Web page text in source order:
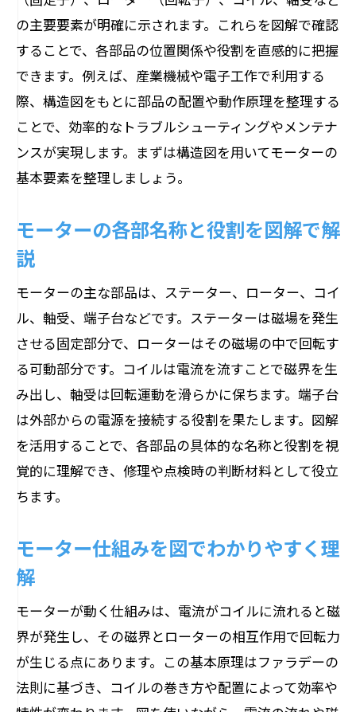
モーター部位ごとの役割をやさしく解説
構造名称を押さえて仕組みを理解しよう
動作原理がわかるモーター内部構造解説
モーター内部構造から動作原理を学ぶ
仕組みを図解で理解するモーターの内部
モーター内部構造図で動きの流れを確認
モーターが動く理由をわかりやすく解説
モーター内部構造を丁寧に解説する
モーター逆回転時の仕組みと構造の変化
逆回転で変わるモーター内部構造の挙動
モーターの逆回転が与える影響を探る
逆回転時のモーター構造図で動作を解説
モーターを逆に回した時の原理を理解
逆回転でモーター構造がどう変わるか
ACとDCモーターの違いをやさしく整理
モーター名称で知るAC・DCの特徴
い
ACとDCモーターの内部構造を解説
モーターの仕組みを通して違いを理解
三相モーター構造図で見る応用のポイント
の主要要素が明確に示されます。これらを図解で確認
することで、各部品の位置関係や役割を直感的に把握
できます。例えば、産業機械や電子工作で利用する
際、構造図をもとに部品の配置や動作原理を整理する
ことで、効率的なトラブルシューティングやメンテナ
ンスが実現します。まずは構造図を用いてモーターの
基本要素を整理しましょう。
モーターの各部名称と役割を図解で解
説
モーターの主な部品は、ステーター、ローター、コイ
ル、軸受、端子台などです。ステーターは磁場を発生
させる固定部分で、ローターはその磁場の中で回転す
る可動部分です。コイルは電流を流すことで磁界を生
み出し、軸受は回転運動を滑らかに保ちます。端子台
は外部からの電源を接続する役割を果たします。図解
を活用することで、各部品の具体的な名称と役割を視
覚的に理解でき、修理や点検時の判断材料として役立
ちます。
モーター仕組みを図でわかりやすく理
解
モーターが動く仕組みは、電流がコイルに流れると磁
界が発生し、その磁界とローターの相互作用で回転力
が生じる点にあります。この基本原理はファラデーの
法則に基づき、コイルの巻き方や配置によって効率や